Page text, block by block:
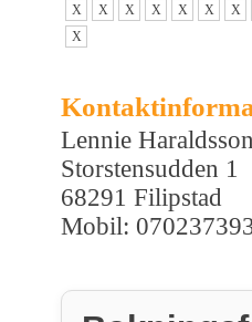
X
X X X X X X
X
Lennie Haraldsson
Storstensudden 1
68291 Filipstad
Mobil: